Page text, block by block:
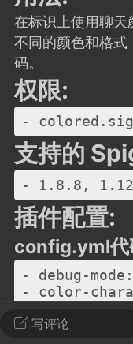
社区的建议
在这里畅所欲言，
、管理方式等方面
11
潮涌核心
永
24 23:37
电脑端 整合包
反馈你遇到的问题
不方便可尝试通过
写评论
在标识上使用聊天
不同的颜色和格式
码。
权限:
支持的
插件配置:
config.yml代
- debug-
- color-
- broadcast-